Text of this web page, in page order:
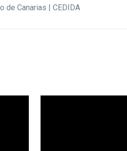
de Canarias | CEDIDA